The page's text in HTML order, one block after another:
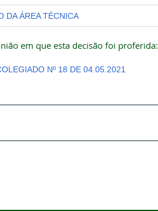
DA ÁREA TÉCNICA
em que esta decisão foi proferida:
Nº 18 DE 04.05.2021